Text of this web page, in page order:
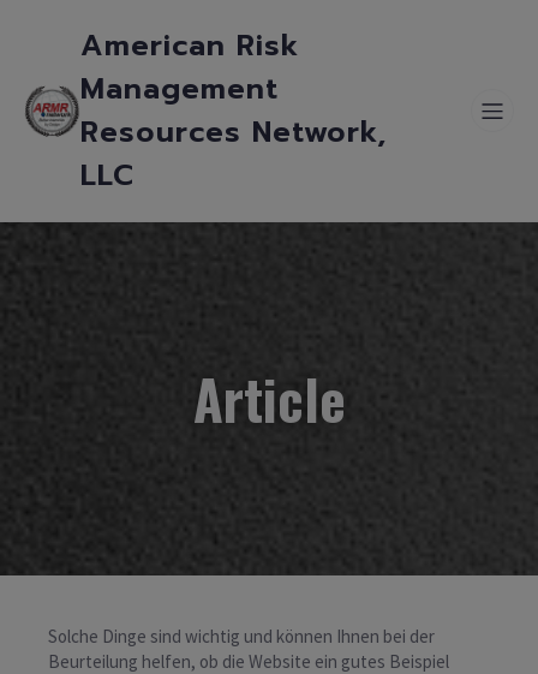
American Risk
Management
Resources Network,
LLC
Article
Solche Dinge sind wichtig und können Ihnen bei der
Beurteilung helfen, ob die Website ein gutes Beispiel